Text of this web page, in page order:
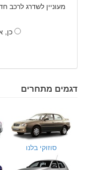
מעוניין לשדרג לרכב
כן,
דגמים מתחרים
סוזוקי בלנו